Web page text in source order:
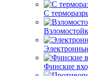
С
Финские